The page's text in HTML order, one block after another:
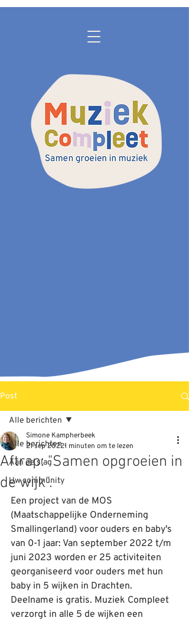
Post
Alle berichten
Aan de slag
Uw community
Alle berichten
Aftrap: "Samen opgroeien in
de wijk".
Simone Kampherbeek
21 sep 20221 minuten om te lezen
Een project van de MOS
(Maatschappelijke Onderneming
Smallingerland) voor ouders en baby's
van 0-1 jaar: Van september 2022 t/m
juni 2023 worden er 25 activiteiten
georganiseerd voor ouders met hun
baby in 5 wijken in Drachten.
Deelname is gratis. Muziek Compleet
verzorgt in alle 5 de wijken een